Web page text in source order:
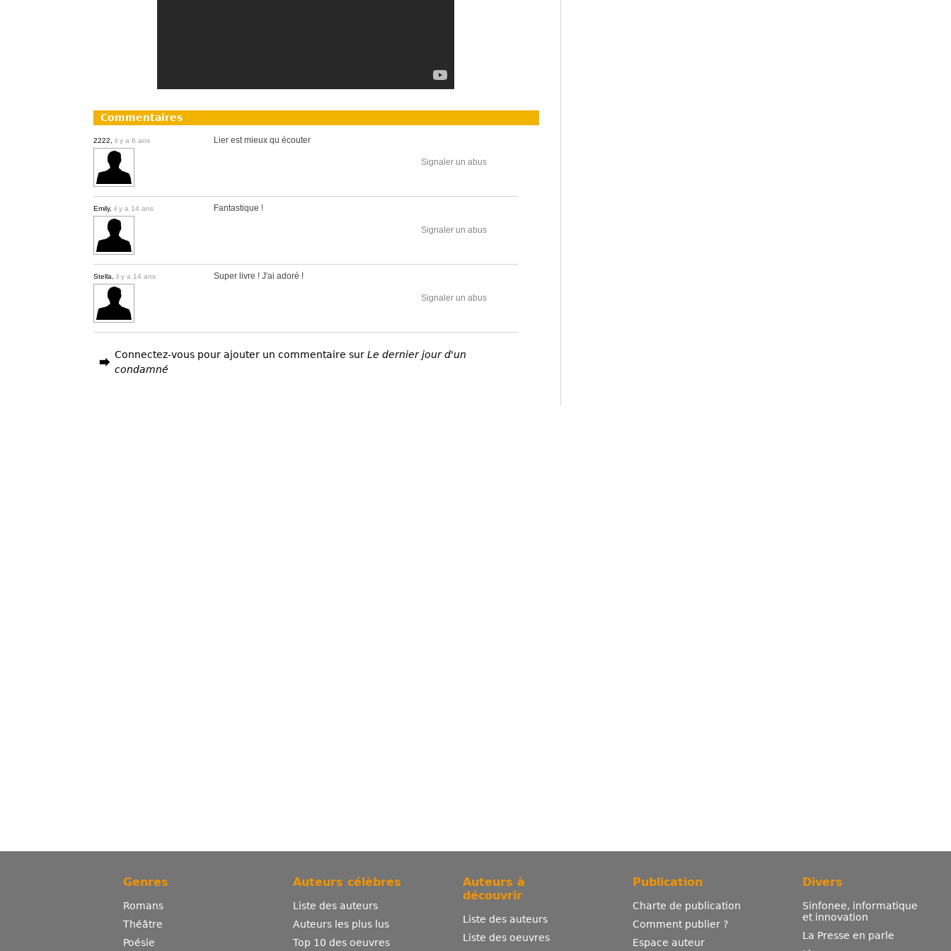
Commentaires
2222, il y a 6 ans Lier est mieux qu écouter
Signaler un abus
Emily, il y a 14 ans Fantastique !
Signaler un abus
Stella, il y a 14 ans Super livre ! J'ai adoré !
Signaler un abus
Connectez-vous pour ajouter un commentaire sur Le dernier jour d'un
condamné
Genres
Romans
Théâtre
Poésie
Auteurs célèbres
Liste des auteurs
Auteurs les plus lus
Top 10 des oeuvres
Auteurs à
découvrir
Liste des auteurs
Liste des oeuvres
Publication
Charte de publication
Comment publier ?
Espace auteur
Divers
Sinfonee, informatique
et innovation
La Presse en parle